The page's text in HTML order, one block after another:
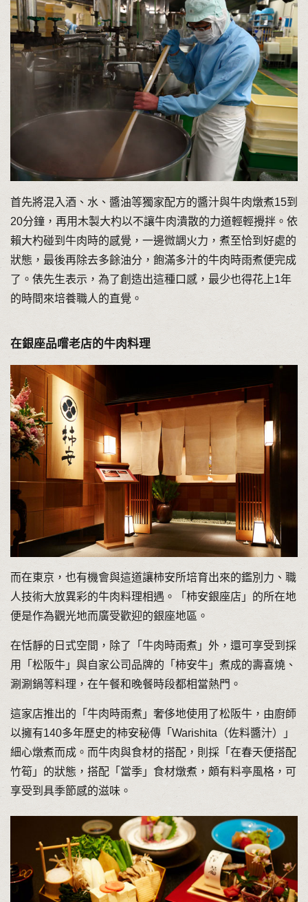
首先將混入酒、水、醬油等獨家配方的醬汁與牛肉燉煮15到
20分鐘，再用木製大杓以不讓牛肉潰散的力道輕輕攪拌。依
賴大杓碰到牛肉時的感覺，一邊微調火力，煮至恰到好處的
狀態，最後再除去多餘油分，飽滿多汁的牛肉時雨煮便完成
了。俵先生表示，為了創造出這種口感，最少也得花上1年
的時間來培養職人的直覺。
在銀座品嚐老店的牛肉料理
而在東京，也有機會與這道讓柿安所培育出來的鑑別力、職
人技術大放異彩的牛肉料理相遇。「柿安銀座店」的所在地
便是作為觀光地而廣受歡迎的銀座地區。
在恬靜的日式空間，除了「牛肉時雨煮」外，還可享受到採
用「松阪牛」與自家公司品牌的「柿安牛」煮成的壽喜燒、
涮涮鍋等料理，在午餐和晚餐時段都相當熱門。
這家店推出的「牛肉時雨煮」奢侈地使用了松阪牛，由廚師
以擁有140多年歷史的柿安秘傳「Warishita（佐料醬汁）」
細心燉煮而成。而牛肉與食材的搭配，則採「在春天便搭配
竹筍」的狀態，搭配「當季」食材燉煮，頗有料亭風格，可
享受到具季節感的滋味。